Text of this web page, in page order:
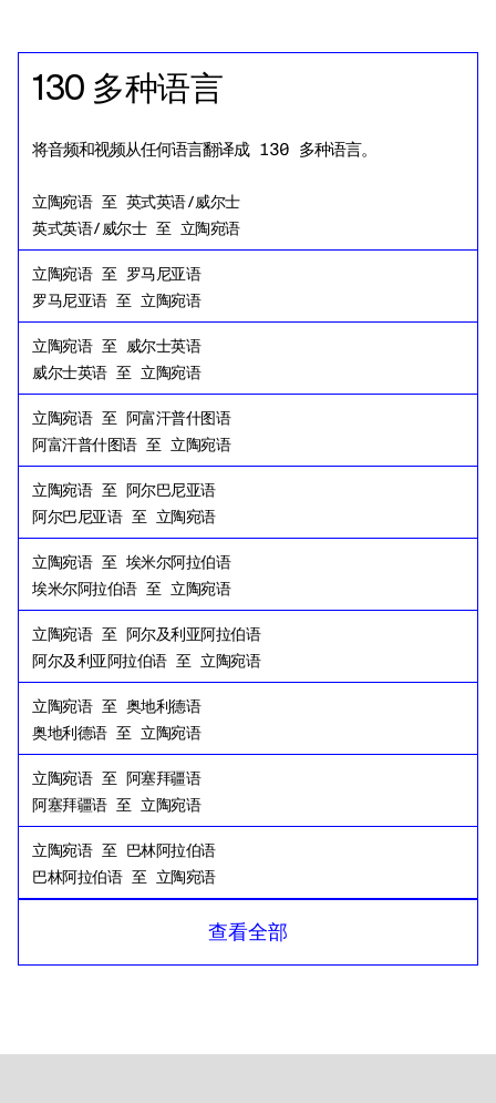
130 多种语言
将音频和视频从任何语言翻译成 130 多种语言。
立陶宛语至 英式英语/威尔士
英式英语/威尔士至 立陶宛语
立陶宛语至 罗马尼亚语
罗马尼亚语至 立陶宛语
立陶宛语至 威尔士英语
威尔士英语至 立陶宛语
立陶宛语至
阿富汗普什图语
阿富汗普什图语至 立陶宛语
立陶宛语至
阿尔巴尼亚语
阿尔巴尼亚语至 立陶宛语
立陶宛语至 埃米尔阿拉伯语
埃米尔阿拉伯语至 立陶宛语
立陶宛语至
阿尔及利亚阿拉伯语
阿尔及利亚阿拉伯语至 立陶宛语
立陶宛语至 奥地利德语
奥地利德语至 立陶宛语
立陶宛语至
阿塞拜疆语
阿塞拜疆语至 立陶宛语
立陶宛语至 巴林阿拉伯语
巴林阿拉伯语至 立陶宛语
查看全部